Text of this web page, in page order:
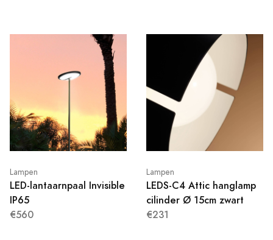
Lampen
LED-lantaarnpaal Invisible
IP65
€560
Lampen
LEDS-C4 Attic hanglamp
cilinder Ø 15cm zwart
€231